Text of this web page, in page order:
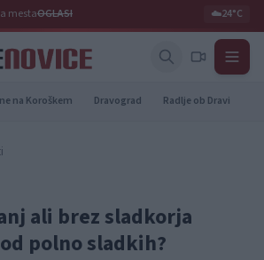
mestaOGLASI ☁️24°C
na Koroškem Dravograd Radlje ob Dravi
ali brez sladkorja
polno sladkih?